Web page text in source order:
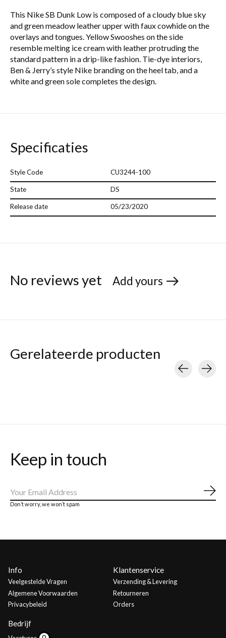
This Nike SB Dunk Low is composed of a cloudy blue sky
and green meadow leather upper with faux cowhide on the
overlays and tongues. Yellow Swooshes on the side
resemble melting ice cream with leather protruding the
standard pattern in a drip-like fashion. Tie-dye interiors,
Ben & Jerry’s style Nike branding on the heel tab, and a
white and green sole completes the design.
Specificaties
Style Code CU3244-100
State DS
Release date 05/23/2020
No reviews yet Add yours
Gerelateerde producten
Keep in touch
Don’t worry, we won’t spam
Info
Veelgestelde Vragen
Algemene Voorwaarden
Privacybeleid
Klantenservice
Verzending & Levering
Retourneren
Orders
Bedrijf